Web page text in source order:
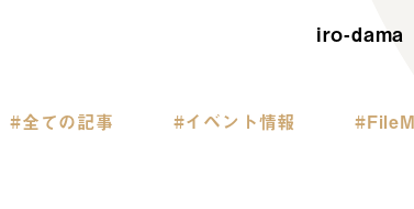
iro-dama
全ての記事 イベント情報